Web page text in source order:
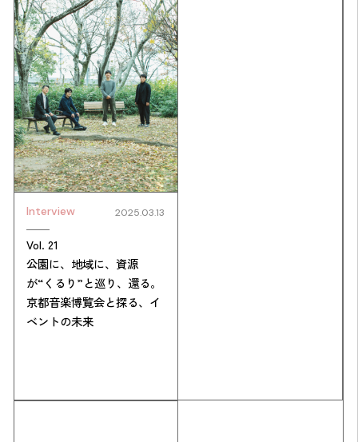
Simulation
CO₂削減効果を測る
Interview 2025.03.13
Vol. 21
公園に、地域に、資源
が“くるり”と巡り、還る。
京都音楽博覧会と探る、イ
ベントの未来